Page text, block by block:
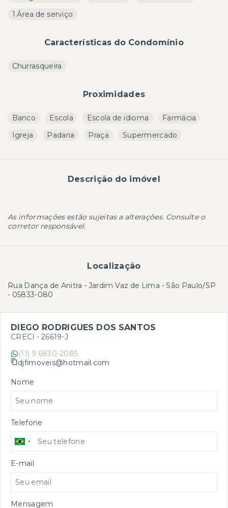
1 Área de serviço
Características do Condomínio
Churrasqueira
Proximidades
Banco Escola Escola de idioma
Farmácia
Igreja
Padaria Praça Supermercado
Descrição do imóvel
As informações estão sujeitas a alterações. Consulte o
corretor responsável.
Localização
Rua Dança de Anitra - Jardim Vaz de Lima - São Paulo/SP
- 05833-080
DIEGO RODRIGUES DOS SANTOS
CRECI - 26619-J
(11) 9 6830-2085
djfimoveis@hotmail.com
Nome
Telefone
E-mail
Mensagem